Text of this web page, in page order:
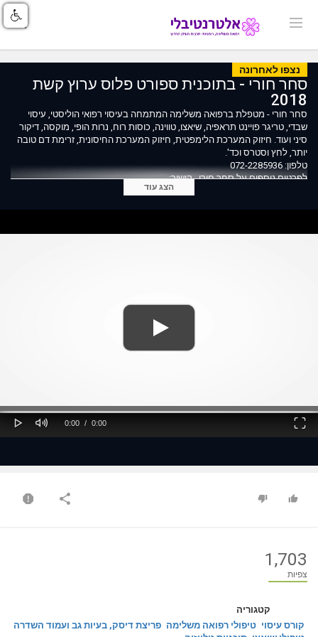
נצפו לאחרונה
סחר חורי - בתוכנית ספורט פלוס ערוץ קשת
2018
סחר חורי - מטפלת ברפואה משלימה המתמחה בעיסוי רפואי הוליסטי, עיסוי
שבדי, טריגר פויינט תראפיה, שיאצו, טווינה, כוסות רוח, נרות הופי‏, מוקסה, דיקור
סיני ועוד. חיזוק המערכת הלימפטית, חיזוק המערכת החיסונית, זרימת דם טובה
יותר, לחץ וסטרס וכד'.
טלפון: 072-2285936
לפרטים נוספים על סחר חורי , קישור:
https://index.alternativli.co.il/1262.html
הצג עוד
Play Mute
Current
0:00 /
Duration
0:00
Fullscreen
1,703
צפיות
קטגוריה
קורס עיסוי טיפולי רפואה משלימה פריצת דיסק, בעיות גב ועמוד השדרה